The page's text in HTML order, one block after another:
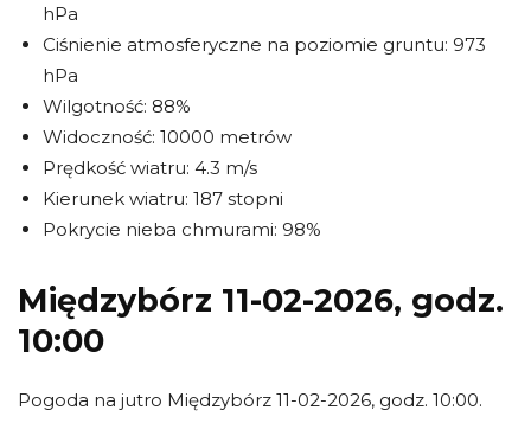
hPa
Ciśnienie atmosferyczne na poziomie gruntu: 973
hPa
Wilgotność: 88%
Widoczność: 10000 metrów
Prędkość wiatru: 4.3 m/s
Kierunek wiatru: 187 stopni
Pokrycie nieba chmurami: 98%
Międzybórz 11-02-2026, godz.
10:00
Pogoda na jutro Międzybórz 11-02-2026, godz. 10:00.